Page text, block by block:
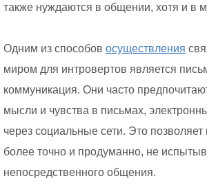
также нуждаются в общении, хотя и в
Одним из способов осуществления
миром для интровертов является
коммуникация. Они часто
мысли и чувства в письмах,
через социальные сети. Это
более точно и продуманно, не
непосредственного общения.